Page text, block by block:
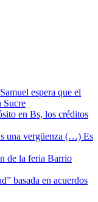
espera que el
Sucre
en Bs, los créditos
una vergüenza (…) Es
de la feria Barrio
basada en acuerdos